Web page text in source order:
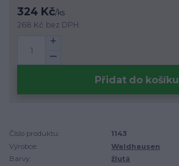
324 Kč/ks
268 Kč bez DPH
Přidat do košíku
Číslo produktu:
1143
Výrobce:
Waldhausen
Barvy:
žlutá